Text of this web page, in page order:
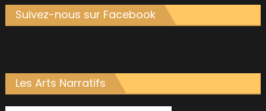
Suivez-nous sur Facebook
Les Arts Narratifs